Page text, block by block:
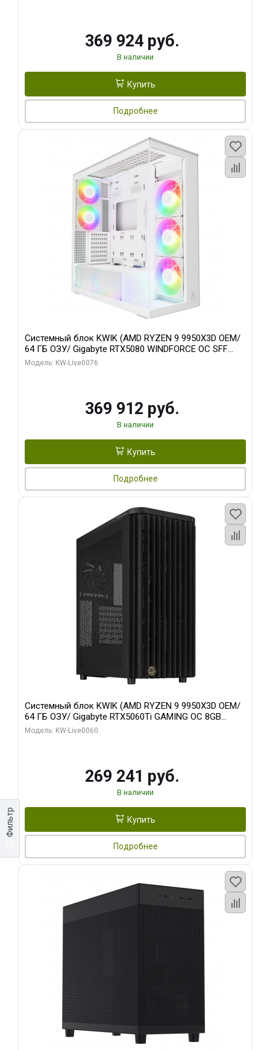
Фильтр
369 924 руб.
В наличии
Купить
Подробнее
Системный блок KWIK (AMD RYZEN 9 9950X3D OEM/
64 ГБ ОЗУ/ Gigabyte RTX5080 WINDFORCE OC SFF
16GB GDDR7 256bit / 960 ГБ SSD)
Модель: KW-Live0076
369 912 руб.
В наличии
Купить
Подробнее
Системный блок KWIK (AMD RYZEN 9 9950X3D OEM/
64 ГБ ОЗУ/ Gigabyte RTX5060Ti GAMING OC 8GB
GDDR7 128bit 3xDP H/ 1 ТБ SSD)
Модель: KW-Live0060
269 241 руб.
В наличии
Купить
Подробнее